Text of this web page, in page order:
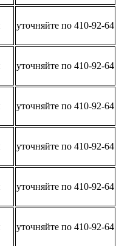
уточняйте по 410-92-64
уточняйте по 410-92-64
уточняйте по 410-92-64
уточняйте по 410-92-64
уточняйте по 410-92-64
уточняйте по 410-92-64